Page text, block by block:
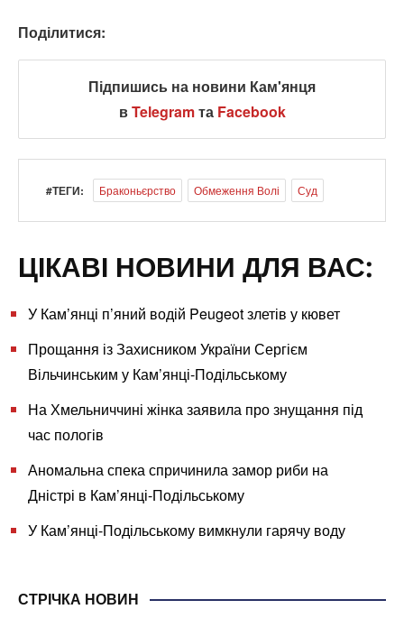
Поділитися:
Підпишись на новини Кам'янця
вTelegramта Facebook
#ТЕГИ: Браконьєрство Обмеження Волі Суд
ЦІКАВІ НОВИНИ ДЛЯ ВАС:
У Кам’янці п’яний водій Peugeot злетів у кювет
Прощання із Захисником України Сергієм
Вільчинським у Кам’янці-Подільському
На Хмельниччині жінка заявила про знущання під
час пологів
Аномальна спека спричинила замор риби на
Дністрі в Кам’янці-Подільському
У Кам’янці-Подільському вимкнули гарячу воду
СТРІЧКА НОВИН